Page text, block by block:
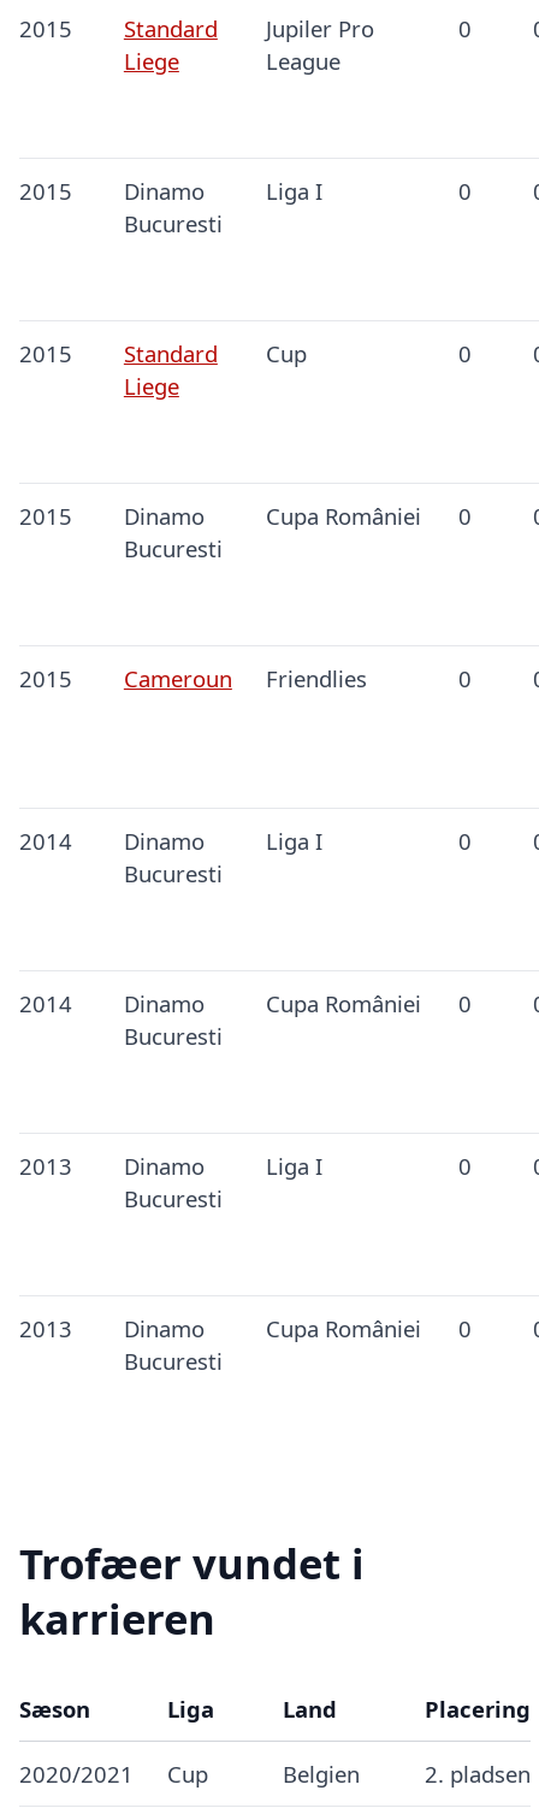
2015
Standard
Liege
Jupiler Pro
League
0
2015
Dinamo
Bucuresti
Liga I 0
2015
Standard
Liege
Cup 0
2015
Dinamo
Bucuresti
Cupa României 0
2015 Cameroun Friendlies 0
2014
Dinamo
Bucuresti
Liga I 0
2014
Dinamo
Bucuresti
Cupa României 0
2013
Dinamo
Bucuresti
Liga I 0
2013
Dinamo
Bucuresti
Cupa României 0
Trofæer vundet i
karrieren
Sæson Liga Land Placering
2020/2021 Cup Belgien 2. pladsen